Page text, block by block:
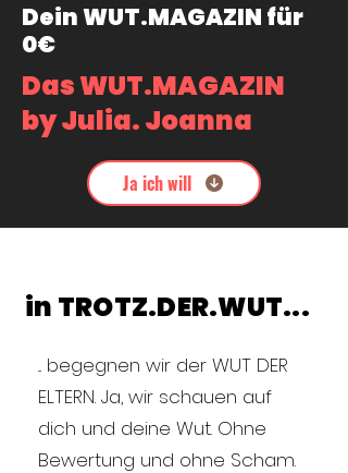
Dein WUT.MAGAZIN für
0€
Das WUT.MAGAZIN
by Julia. Joanna
Ja ich will
in TROTZ.DER.WUT...
... begegnen wir der WUT DER
ELTERN. Ja, wir schauen auf
dich und deine Wut. Ohne
Bewertung und ohne Scham.